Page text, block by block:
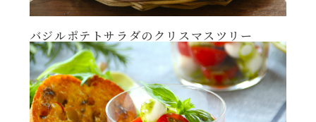
バジルポテトサラダのクリスマスツリー